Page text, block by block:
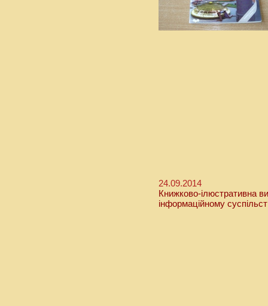
24.09.2014
Книжково-ілюстративна
інформаційному